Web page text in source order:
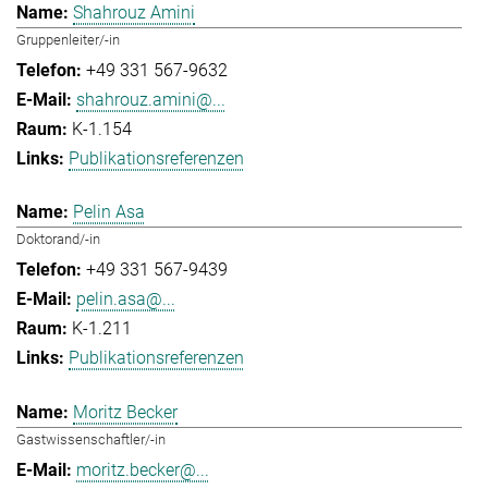
Shahrouz Amini
Gruppenleiter/-in
+49 331 567-9632
shahrouz.amini@...
K-1.154
Publikationsreferenzen
Pelin Asa
Doktorand/-in
+49 331 567-9439
pelin.asa@...
K-1.211
Publikationsreferenzen
Moritz Becker
Gastwissenschaftler/-in
moritz.becker@...